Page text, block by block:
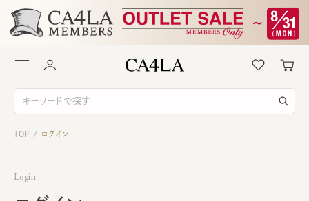
TOP / ログイン
Login